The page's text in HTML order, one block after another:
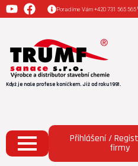
Poradíme Vám +420 731 565 565
Když je naše profese koníčkem. Již od roku 1991.
Přihlášení /
firmy